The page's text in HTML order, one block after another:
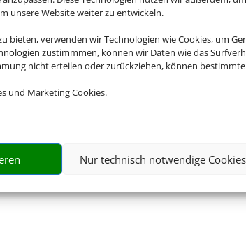
unsere Website weiter zu entwickeln.
bieten, verwenden wir Technologien wie Cookies, um
zustimmmen, können wir Daten wie das
nicht erteilen oder zurückziehen, können
und Marketing Cookies.
Nur technisch notwendige Cookies